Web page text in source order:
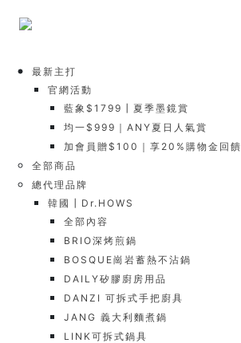
最新主打
官網活動
藍象$1799┃夏季墨鏡賞
均一$999｜ANY夏日人氣賞
加會員贈$100｜享20%購物金回饋
全部商品
總代理品牌
韓國┃Dr.HOWS
全部內容
BRIO深烤煎鍋
BOSQUE崗岩蓄熱不沾鍋
DAILY矽膠廚房用品
DANZI 可拆式手把廚具
JANG 義大利麵煮鍋
LINK可拆式鍋具